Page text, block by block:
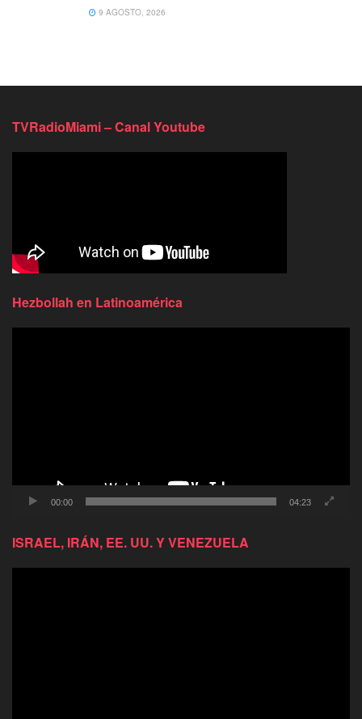
9 AGOSTO, 2026
TVRadioMiami – Canal Youtube
Hezbollah en Latinoamérica
00:00 04:23
ISRAEL, IRÁN, EE. UU. Y VENEZUELA